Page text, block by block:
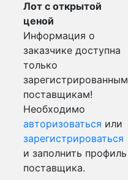
Лот с открытой
ценой
Информация о
заказчике доступна
только
зарегистрированным
поставщикам!
Необходимо
авторизоваться или
зарегистрироваться
и заполнить профиль
поставщика.